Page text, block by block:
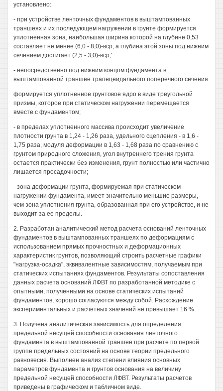
установлено:
- при устройстве ленточных фундаментов в выштампованных
траншеях и их последующем нагружении в грунте формируется
уплотненная зона, наибольшая ширина которой на глубине 0,53
составляет не менее (6,0 - 8,0)-вср, а глубина этой зоны под нижним
сечением достигает (2,5 - 3,0)-вср;'
- непосредственно под нижним концом фундамента в
выштампованной траншее трапецеидального поперечного сечения
формируется уплотненное грунтовое ядро в виде треугольной
призмы, которое при статическом нагружении перемещается
вместе с фундаментом;
- в пределах уплотненного массива происходит увеличение
плотности грунта в 1,24 - 1,26 раза, удельного сцепления - в 1,6 -
1,75 раза, модуля деформации в 1,63 - 1,68 раза по сравнению с
грунтом природного сложения, угол внутреннего трения грунта
остается практически без изменения, грунт полностью или частично
лишается просадочности;
- зона деформации грунта, формируемая при статическом
нагружении фундамента, имеет значительно меньшие размеры,
чем зона уплотнения грунта, образованная при его устройстве, и не
выходит за ее пределы.
2. Разработан аналитический метод расчета оснований ленточных
фундаментов в выштампованных траншеях по деформациям с
использованием прямых прочностных и деформационных
характеристик грунтов, позволяющий строить расчетные графики
"нагрузка-осадка", эквивалентные зависимостям, получаемым при
статических испытаниях фундаментов. Результаты сопоставления
данных расчета оснований ЛФВТ по разработанной методике с
опытными, полученными на основе статических испытаний
фундаментов, хорошо согласуются между собой. Расхождение
экспериментальных и расчетных значений не превышает 16 %.
3. Получена аналитическая зависимость для определения
предельной несущей способности основания ленточного
фундамента в выштампованной траншее при расчете по первой
группе предельных состояний на основе теории предельного
равновесия. Выполнен анализ степени влияния основных
параметров фундамента и грунтов основания на величину
предельной несущей способности ЛФВТ. Результаты расчетов
приведены в графическом и табличном виде.